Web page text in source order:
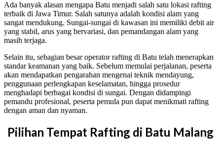
Ada banyak alasan mengapa Batu menjadi salah satu lokasi rafting
terbaik di Jawa Timur. Salah satunya adalah kondisi alam yang
sangat mendukung. Sungai-sungai di kawasan ini memiliki debit air
yang stabil, arus yang bervariasi, dan pemandangan alam yang
masih terjaga.
Selain itu, sebagian besar operator rafting di Batu telah menerapkan
standar keamanan yang baik. Sebelum memulai perjalanan, peserta
akan mendapatkan pengarahan mengenai teknik mendayung,
penggunaan perlengkapan keselamatan, hingga prosedur
menghadapi berbagai kondisi di sungai. Dengan didampingi
pemandu profesional, peserta pemula pun dapat menikmati rafting
dengan aman dan nyaman.
Pilihan Tempat Rafting di Batu Malang